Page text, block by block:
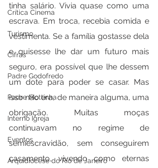
Crítica Cinema
Turismo
Cifras
Padre Godofredo
Padre Mottinha
Interno Igreja
Eventos
Arquidiocese do Rio de Janeiro
tinha salário. Vivia quase como uma
escrava. Em troca, recebia comida e
vestimenta. Se a família gostasse dela
e quisesse lhe dar um futuro mais
seguro, era possível que lhe dessem
um dote para poder se casar. Mas
isso não era, de maneira alguma, uma
obrigação. Muitas moças
continuavam no regime de
semiescravidão, sem conseguirem
casamento, vivendo como eternas